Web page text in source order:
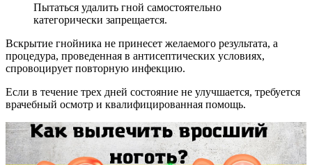
Пытаться удалить гной самостоятельно
категорически запрещается.
Вскрытие гнойника не принесет желаемого результата, а
процедура, проведенная в антисептических условиях,
спровоцирует повторную инфекцию.
Если в течение трех дней состояние не улучшается, требуется
врачебный осмотр и квалифицированная помощь.